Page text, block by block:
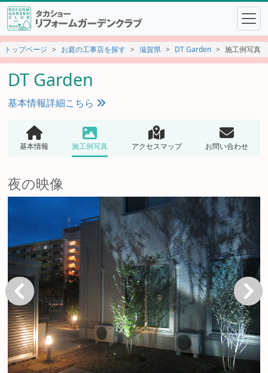
トップページ お庭の工事店を探す 滋賀県 DT Garden 施工例写真
DT Garden
基本情報詳細こちら
基本情報 施工例写真 アクセスマップ お問い合わせ
夜の映像
戻る 次へ